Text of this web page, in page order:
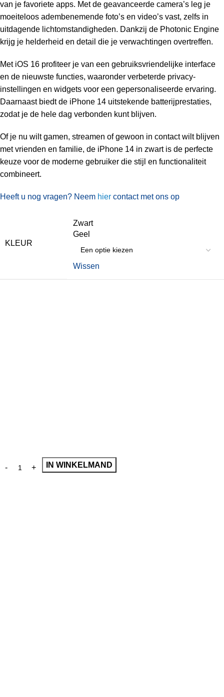
van je favoriete apps. Met de geavanceerde camera’s leg je
moeiteloos adembenemende foto’s en video’s vast, zelfs in
uitdagende lichtomstandigheden. Dankzij de Photonic Engine
krijg je helderheid en detail die je verwachtingen overtreffen.
Met iOS 16 profiteer je van een gebruiksvriendelijke interface
en de nieuwste functies, waaronder verbeterde privacy-
instellingen en widgets voor een gepersonaliseerde ervaring.
Daarnaast biedt de iPhone 14 uitstekende batterijprestaties,
zodat je de hele dag verbonden kunt blijven.
Of je nu wilt gamen, streamen of gewoon in contact wilt blijven
met vrienden en familie, de iPhone 14 in zwart is de perfecte
keuze voor de moderne gebruiker die stijl en functionaliteit
combineert.
Heeft u nog vragen? Neem hier contact met ons op
KLEUR
Zwart
Geel
Wissen
IN WINKELMAND